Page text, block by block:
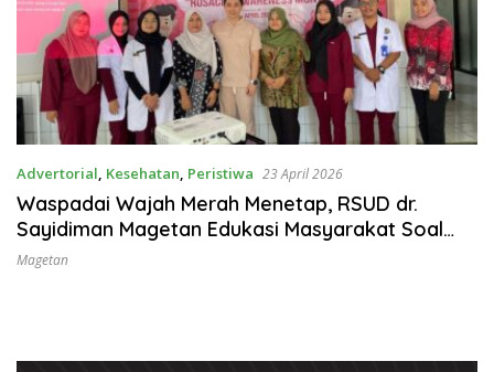
Advertorial, Kesehatan, Peristiwa 23 April 2026
Waspadai Wajah Merah Menetap, RSUD dr.
Sayidiman Magetan Edukasi Masyarakat Soal
Rosacea
Magetan